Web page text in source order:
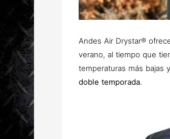
Andes Air Drystar®
verano, al tiempo que
temperaturas más bajas
doble temporada.